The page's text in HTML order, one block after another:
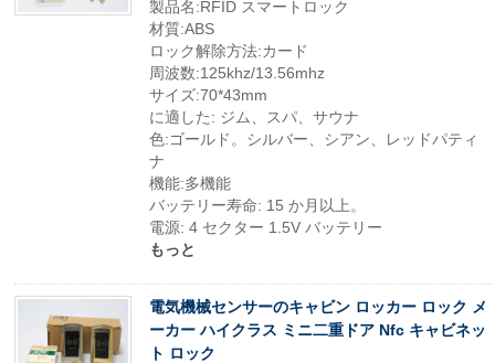
製品名:RFID スマートロック
材質:ABS
ロック解除方法:カード
周波数:125khz/13.56mhz
サイズ:70*43mm
に適した: ジム、スパ、サウナ
色:ゴールド。シルバー、シアン、レッドパティ
ナ
機能:多機能
バッテリー寿命: 15 か月以上。
電源: 4 セクター 1.5V バッテリー
もっと
電気機械センサーのキャビン ロッカー ロック メ
ーカー ハイクラス ミニ二重ドア Nfc キャビネッ
ト ロック